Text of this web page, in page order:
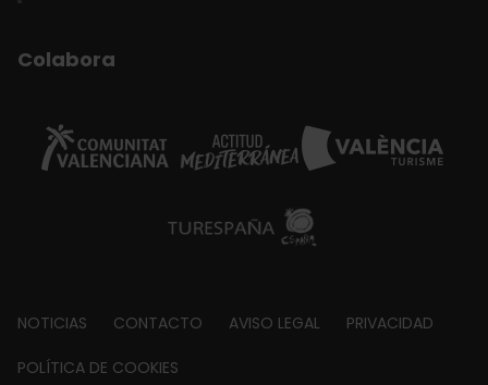
Colabora
Footer
about
NOTICIAS CONTACTO AVISO LEGAL PRIVACIDAD
POLÍTICA DE COOKIES